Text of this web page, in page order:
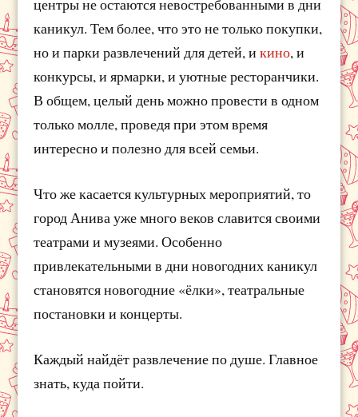
центры не остаются невостребованными в дни
каникул. Тем более, что это не только покупки,
но и парки развлечений для детей, икино, и
конкурсы, и ярмарки, и уютные ресторанчики.
В общем, целый день можно провести в одном
только молле, проведя при этом время
интересно и полезно для всей семьи.
Что же касается культурных мероприятий, то
город Анива уже много веков славится своими
театрами и музеями. Особенно
привлекательными в дни новогодних каникул
становятся новогодние «ёлки», театральные
постановки и концерты.
Каждый найдёт развлечение по душе. Главное
знать, куда пойти.